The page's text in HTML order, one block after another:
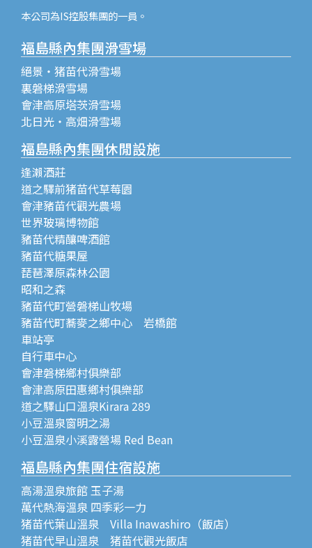
本公司為IS控股集團的一員。
福島縣內集團滑雪場
絕景・猪苗代滑雪場
裏磐梯滑雪場
會津高原塔茨滑雪場
北日光・高畑滑雪場
福島縣內集團休閒設施
逢瀨酒莊
道之驛前猪苗代草莓園
會津豬苗代觀光農場
世界玻璃博物館
豬苗代精釀啤酒館
豬苗代糖果屋
琵琶澤原森林公園
昭和之森
豬苗代町營磐梯山牧場
豬苗代町蕎麥之鄉中心 岩橋館
車站亭
自行車中心
會津磐梯鄉村俱樂部
會津高原田惠鄉村俱樂部
道之驛山口溫泉Kirara 289
小豆溫泉窗明之湯
小豆溫泉小溪露營場 Red Bean
福島縣內集團住宿設施
高湯溫泉旅館 玉子湯
萬代熱海溫泉 四季彩一力
猪苗代葉山溫泉 Villa Inawashiro（飯店）
猪苗代早山溫泉 猪苗代觀光飯店